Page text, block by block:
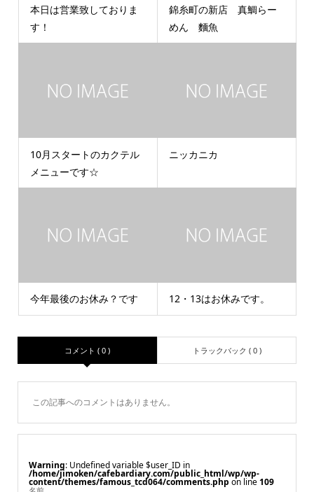
本日は営業致しておりま
す！
錦糸町の新店 真鯛らー
めん 麵魚
10月スタートのカクテル
メニューです☆
ニッカニカ
今年最後のお休み？です 12・13はお休みです。
コメント ( 0 ) トラックバック ( 0 )
この記事へのコメントはありません。
Warning : Undefined variable $user_ID in
/home/jimoken/cafebardiary.com/public_html/wp/wp-
content/themes/famous_tcd064/comments.php on line109